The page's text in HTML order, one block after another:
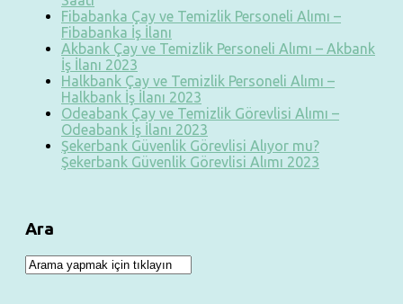
Fibabanka Çay ve Temizlik Personeli Alımı –
Fibabanka İş İlanı
Akbank Çay ve Temizlik Personeli Alımı – Akbank
İş İlanı 2023
Halkbank Çay ve Temizlik Personeli Alımı –
Halkbank İş İlanı 2023
Odeabank Çay ve Temizlik Görevlisi Alımı –
Odeabank İş İlanı 2023
Şekerbank Güvenlik Görevlisi Alıyor mu?
Şekerbank Güvenlik Görevlisi Alımı 2023
Ara